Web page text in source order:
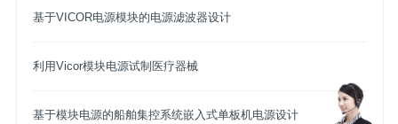
基于VICOR电源模块的电源滤波器设计
利用Vicor模块电源试制医疗器械
基于模块电源的船舶集控系统嵌入式单板机电源设计